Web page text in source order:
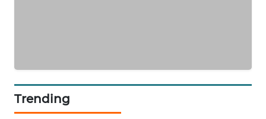
Trending
MASYARAKAT
KELISTRIKAN
WALINKI